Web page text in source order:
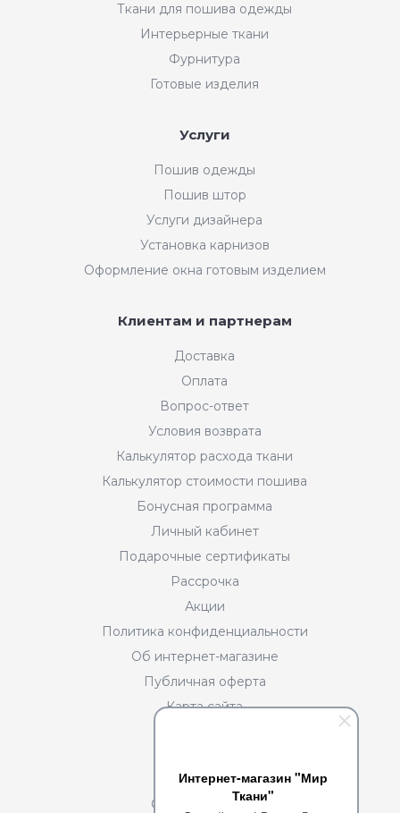
Интернет-магазин "Мир
Ткани"
Ткани для пошива одежды
Интерьерные ткани
Фурнитура
Готовые изделия
Услуги
Пошив одежды
Пошив штор
Услуги дизайнера
Установка карнизов
Оформление окна готовым изделием
Клиентам и партнерам
Доставка
Оплата
Вопрос-ответ
Условия возврата
Калькулятор расхода ткани
Калькулятор стоимости пошива
Бонусная программа
Личный кабинет
Подарочные сертификаты
Рассрочка
Акции
Политика конфиденциальности
Об интернет-магазине
Публичная оферта
Карта сайта
О нас
Сотрудничество